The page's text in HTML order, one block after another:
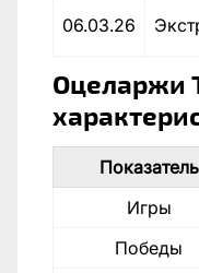
06.03.26
Оцеларжи
Показатель
Игры
Победы